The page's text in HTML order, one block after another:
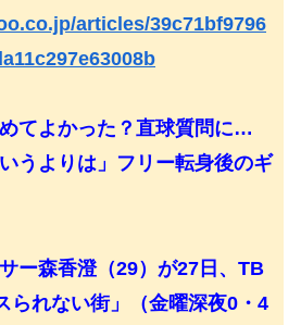
articles/39c71bf9796
てよかった？直球質問に…
うよりは」フリー転身後のギ
ー森香澄（29）が27日、TB
られない街」（金曜深夜0・4